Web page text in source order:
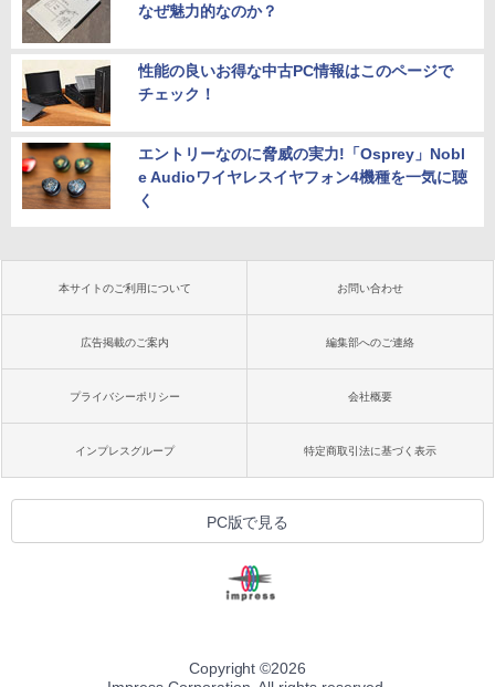
なぜ魅力的なのか？
性能の良いお得な中古PC情報はこのページで
チェック！
エントリーなのに脅威の実力!「Osprey」Nobl
e Audioワイヤレスイヤフォン4機種を一気に聴
く
本サイトのご利用について お問い合わせ
広告掲載のご案内 編集部へのご連絡
プライバシーポリシー 会社概要
インプレスグループ 特定商取引法に基づく表示
PC版で見る
Copyright ©2026